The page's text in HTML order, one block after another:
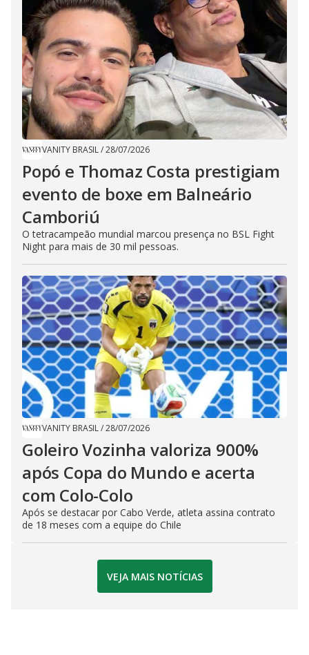
VANITY BRASIL/28/07/2026
Popó e Thomaz Costa prestigiam
evento de boxe em Balneário
Camboriú
O tetracampeão mundial marcou presença no BSL Fight
Night para mais de 30 mil pessoas.
VANITY BRASIL/28/07/2026
Goleiro Vozinha valoriza 900%
após Copa do Mundo e acerta
com Colo-Colo
Após se destacar por Cabo Verde, atleta assina contrato
de 18 meses com a equipe do Chile
VEJA MAIS NOTÍCIAS